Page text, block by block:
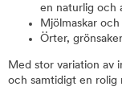
en naturlig och
Mjölmaskar
Örter,
Med stor variation av
och samtidigt en rolig